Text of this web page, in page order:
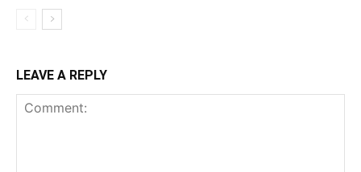
LEAVE A REPLY